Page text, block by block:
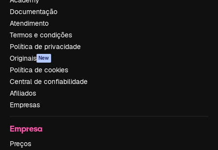
Documentação
Atendimento
Termos e condições
Política de privacidade
Originais New
Política de cookies
Central de confiabilidade
Afiliados
Empresas
Empresa
Preços